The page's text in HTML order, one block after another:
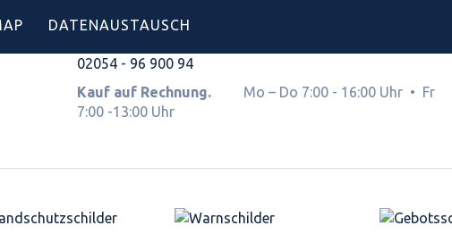
DATENAUSTAUSCH
02054 - 96 900 94
Kauf auf Rechnung. Mo – Do 7:00 - 16:00 Uhr • Fr
7:00 -13:00 Uhr